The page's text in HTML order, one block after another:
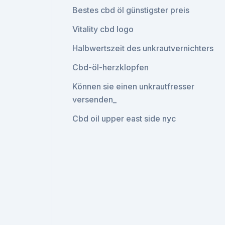
Bestes cbd öl günstigster preis
Vitality cbd logo
Halbwertszeit des unkrautvernichters
Cbd-öl-herzklopfen
Können sie einen unkrautfresser
versenden_
Cbd oil upper east side nyc